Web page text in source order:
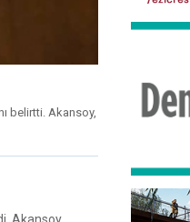
belirtti. Akansoy,
Akansoy,